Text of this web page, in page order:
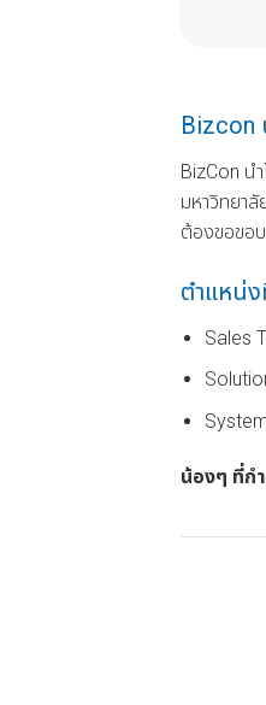
Bizcon
BizCon น
มหาวิทยา
ต้องขอขอ
ตำแหน่
Sales
น้องๆ ที่ก